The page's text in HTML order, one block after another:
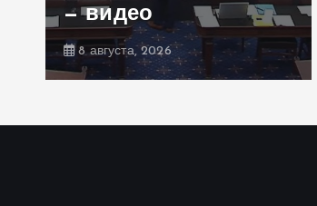
— видео
8 августа, 2026